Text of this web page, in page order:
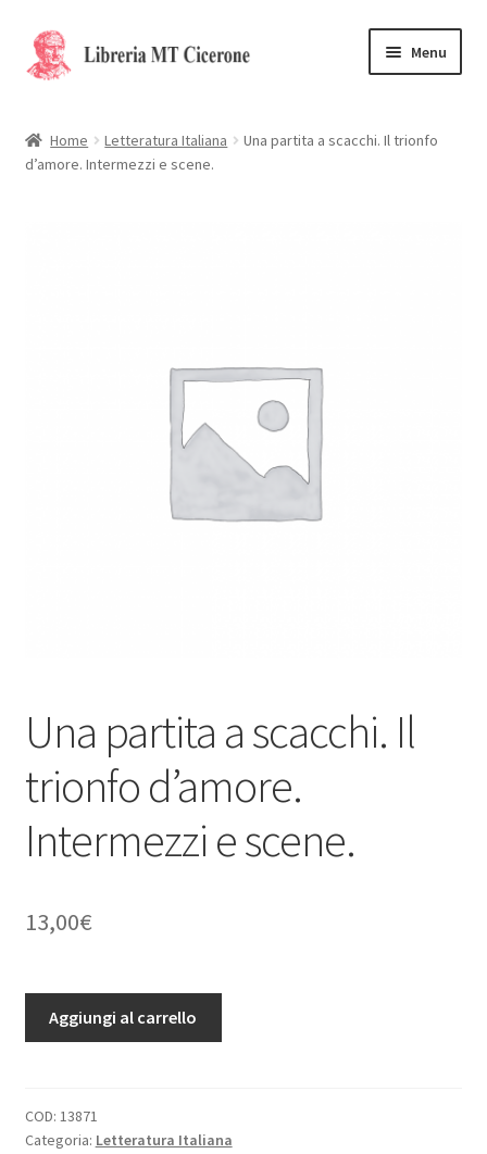
Vai
alla
Vai
al
Menu
Libri rari
Home Letteratura Italiana
Una partita a scacchi. Il trionfo
d’amore. Intermezzi e scene.
Una partita a scacchi. Il
trionfo d’amore.
Intermezzi e scene.
13,00€
partita
Il
trionfo
Aggiungi al carrello
COD: 13871
Categoria: Letteratura Italiana